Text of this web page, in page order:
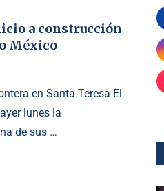
a construcción
México
en Santa Teresa El
lunes la
de sus …